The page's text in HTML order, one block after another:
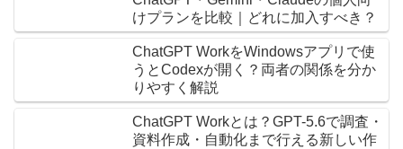
けプランを比較｜どれに加入すべき？
ChatGPT WorkをWindowsアプリで使
うとCodexが開く？両者の関係を分か
りやすく解説
ChatGPT Workとは？GPT-5.6で調査・
資料作成・自動化まで行える新しい作